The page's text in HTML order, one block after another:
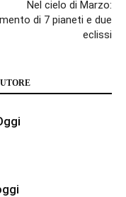
Nel cielo di Marzo:
di 7 pianeti e due
eclissi